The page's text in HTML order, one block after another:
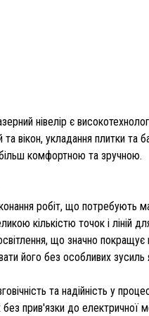
нівелір є
вікон, укладання плитки та
більш комфортною та зручною.
робіт, що потребують
кількістю точок і ліній
що значно покращує
його без особливих зусиль
та надійність у
прив'язки до електричної